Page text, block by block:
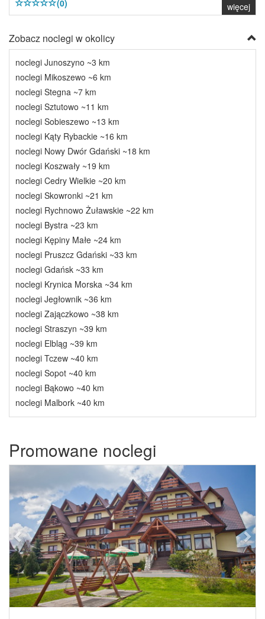
(0) więcej
Zobacz noclegi w okolicy
noclegi Junoszyno ~3 km
noclegi Mikoszewo ~6 km
noclegi Stegna ~7 km
noclegi Sztutowo ~11 km
noclegi Sobieszewo ~13 km
noclegi Kąty Rybackie ~16 km
noclegi Nowy Dwór Gdański ~18 km
noclegi Koszwały ~19 km
noclegi Cedry Wielkie ~20 km
noclegi Skowronki ~21 km
noclegi Rychnowo Żuławskie ~22 km
noclegi Bystra ~23 km
noclegi Kępiny Małe ~24 km
noclegi Pruszcz Gdański ~33 km
noclegi Gdańsk ~33 km
noclegi Krynica Morska ~34 km
noclegi Jegłownik ~36 km
noclegi Zajączkowo ~38 km
noclegi Straszyn ~39 km
noclegi Elbląg ~39 km
noclegi Tczew ~40 km
noclegi Sopot ~40 km
noclegi Bąkowo ~40 km
noclegi Malbork ~40 km
Promowane noclegi